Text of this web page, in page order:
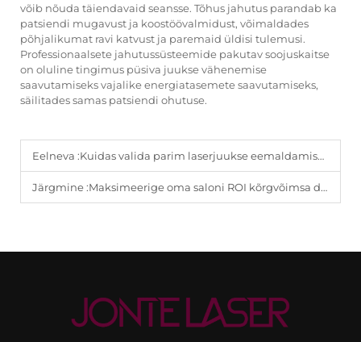
võib nõuda täiendavaid seansse. Tõhus jahutus parandab ka
patsiendi mugavust ja koostöövalmidust, võimaldades
põhjalikumat ravi katvust ja paremaid üldisi tulemusi.
Professionaalsete jahutussüsteemide pakutav soojuskaitse
on oluline tingimus püsiva juukse vähenemise
saavutamiseks vajalike energiatasemete saavutamiseks,
säilitades samas patsiendi ohutuse.
Eelneva :Kuidas valida parim laserjuukse eemaldamise seade suurte mahudega esteetilistele keskustele.
Järgmine :Maksimeerige oma saloni ROI kõrgvõimsa diodlaseri juukse eemaldamise seadmega.